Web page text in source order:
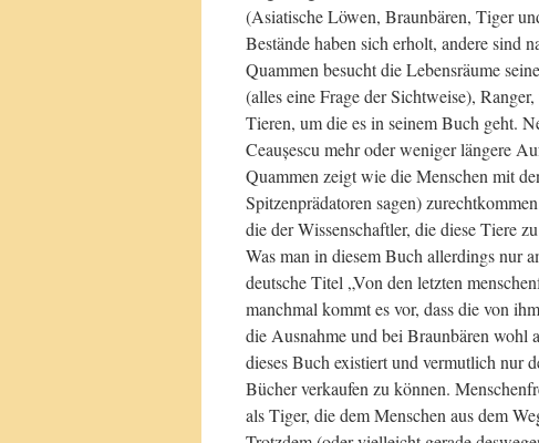
(Asiatische Löwen, Braunbären, Tiger
Bestände haben sich erholt, andere sind
Quammen besucht die Lebensräume
(alles eine Frage der Sichtweise),
Tieren, um die es in seinem Buch geht.
Ceaușescu mehr oder weniger längere
Quammen zeigt wie die Menschen mit
Spitzenprädatoren sagen)
die der Wissenschaftler, die diese Tiere
Was man in diesem Buch allerdings nur
deutsche Titel „Von den letzten
manchmal kommt es vor, dass die von
die Ausnahme und bei Braunbären wohl
dieses Buch existiert und vermutlich nur
Bücher verkaufen zu können.
als Tiger, die dem Menschen aus dem